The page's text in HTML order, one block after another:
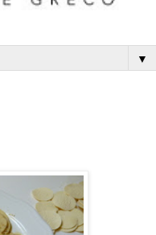
▼